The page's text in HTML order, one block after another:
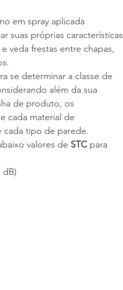
em spray aplicada
suas próprias características
veda frestas entre chapas,
se determinar a classe de
além da sua
de produto, os
cada material de
cada tipo de parede.
valores de STC para
dB)